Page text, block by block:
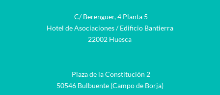
C/ Berenguer, 4 Planta 5
Hotel de Asociaciones / Edificio Bantierra
22002 Huesca
Plaza de la Constitución 2
50546 Bulbuente (Campo de Borja)